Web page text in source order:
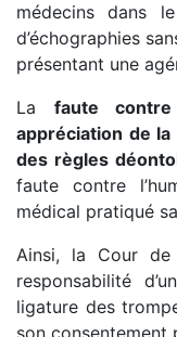
médecins dans
d’échographies
présentant une
La faute
appréciation de
des règles
faute contre
médical pratiqué
Ainsi, la Cour
responsabilité
ligature des